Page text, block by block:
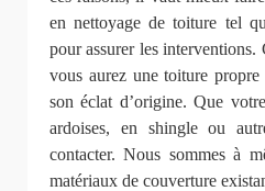
en nettoyage de toiture tel
pour assurer les interventions.
vous aurez une toiture
son éclat d’origine. Que
ardoises, en shingle ou
contacter. Nous sommes à
matériaux de couverture